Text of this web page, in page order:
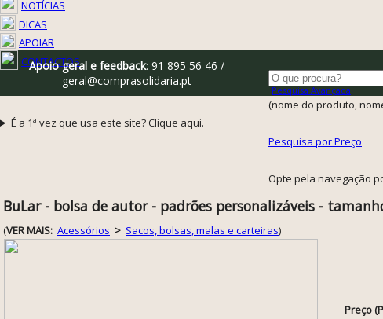
NOTÍCIAS
DICAS
APOIAR
CONTACTOS
Pesquisa Avançada
(nome do produto,
Pesquisa por Preço
Opte pela navegação
Apoio geral e feedback: 91 895 56 46 /
geral@comprasolidaria.pt
É a 1ª vez que usa este site? Clique aqui.
BuLar - bolsa de autor - padrões personalizáveis -
(VER MAIS: Acessórios > Sacos, bolsas, malas e carteiras)
Preço